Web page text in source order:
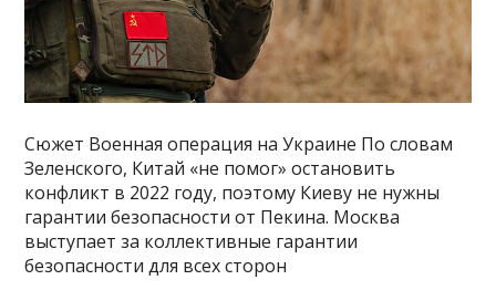
Сюжет Военная операция на Украине По словам
Зеленского, Китай «не помог» остановить
конфликт в 2022 году, поэтому Киеву не нужны
гарантии безопасности от Пекина. Москва
выступает за коллективные гарантии
безопасности для всех сторон